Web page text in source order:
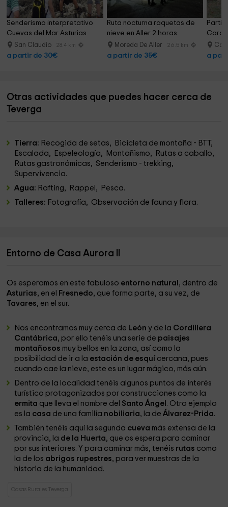
Senderismo interpretativo
Cuevas del Mar Asturias
San Claudio 28.4 km
a partir de 30€
Ruta nocturna raquetas de
nieve en Aller 2 horas
Moreda De Aller 26.5 km
a partir de 35€ a
Otras actividades que puedes hacer cerca de
Teverga
Tierra: Recogida de setas, Bicicleta de montaña - BTT,
Escalada, Espeleología, Montañismo, Rutas a caballo,
Rutas gastronómicas, Senderismo - trekking,
Supervivencia.
Agua: Rafting, Rappel, Pesca.
Talleres: Fotografía, Observación de fauna y flora.
Entorno de Casa Aurora II
Os esperamos en este fabuloso entorno natural , dentro de
Asturias, en el Fresnedo, que forma parte, a su vez, de
Tavares, en el sur.
Nos encontramos muy cerca de Leóny de la Cordillera
Cantábrica, por ello tenéis una serie de paisajes
montañosos muy bellos en la zona, así como la
posibilidad de ir a la estación de esquí cercana, pues
cuando cae la nieve, este es un lugar mágico, más aún.
Dentro de la localidad tenéis algunos puntos de interés
turístico protagonizados por construcciones como la
ermita que lleva el nombre del Santo Ángel . Otro ejemplo
es la casa de una familia nobiliaria, la deÁlvarez-Prida.
También tenéis aquí la segunda cueva más extensa de la
provincia, la de la Huerta, que os espera para caminar
por sus interiores. Y para caminar más, tenéis rutas como
la de los abrigos rupestres, para ver muestras de la
historia de la humanidad.
Casas Rurales Teverga